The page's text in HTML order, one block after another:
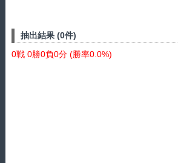
抽出結果 (0件)
0戦 0勝0負0分 (勝率0.0%)